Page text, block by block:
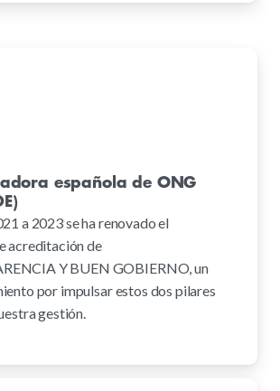
española de ONG
a 2023 se ha renovado el
acreditación de
Y BUEN GOBIERNO, un
por impulsar estos dos pilares
gestión.